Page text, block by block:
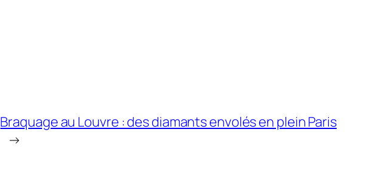
Braquage au Louvre : des diamants envolés en plein Paris
→